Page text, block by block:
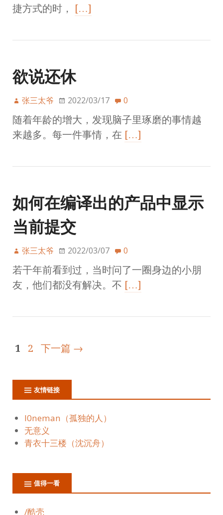
捷方式的时， […]
欲说还休
张三太爷 2022/03/17 0
随着年龄的增大，发现脑子里琢磨的事情越
来越多。每一件事情，在 […]
如何在编译出的产品中显示
当前提交
张三太爷 2022/03/07 0
若干年前看到过，当时问了一圈身边的小朋
友，他们都没有解决。不 […]
1 2 下一篇 →
友情链接
l0neman（孤独的人）
无意义
青衣十三楼（沈沉舟）
值得一看
/酷壳